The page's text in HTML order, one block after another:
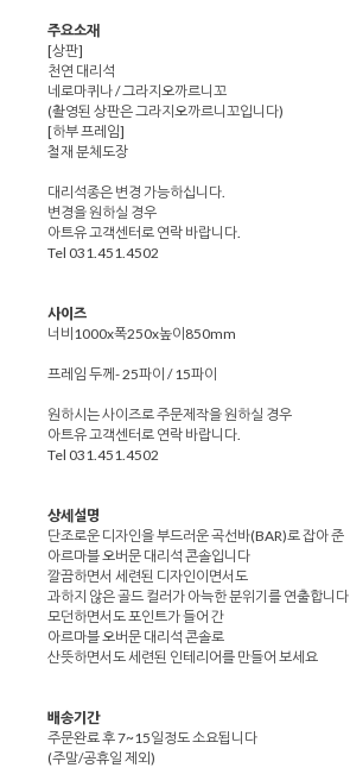
주요소재
[상판]
천연 대리석
네로마퀴나 / 그라지오까르니꼬
(촬영된 상판은 그라지오까르니꼬입니다)
[하부 프레임]
철재 분체도장
대리석종은 변경 가능하십니다.
변경을 원하실 경우
아트유 고객센터로 연락 바랍니다.
Tel 031.451.4502
사이즈
너비1000x폭250x높이850mm
프레임 두께- 25파이 / 15파이
원하시는 사이즈로 주문제작을 원하실 경우
아트유 고객센터로 연락 바랍니다.
Tel 031.451.4502
상세설명
단조로운 디자인을 부드러운 곡선바(BAR)로 잡아 준
아르마블 오버문 대리석 콘솔입니다
깔끔하면서 세련된 디자인이면서도
과하지 않은 골드 컬러가 아늑한 분위기를 연출합니다
모던하면서도 포인트가 들어 간
아르마블 오버문 대리석 콘솔로
산뜻하면서도 세련된 인테리어를 만들어 보세요
배송기간
주문완료 후 7~15일정도 소요됩니다
(주말/공휴일 제외)